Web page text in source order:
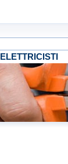
ELETTRICISTI